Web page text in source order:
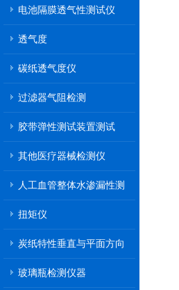
电池隔膜透气性测试仪
透气度
碳纸透气度仪
过滤器气阻检测
胶带弹性测试装置测试
其他医疗器械检测仪
人工血管整体水渗漏性测
扭矩仪
炭纸特性垂直与平面方向
玻璃瓶检测仪器